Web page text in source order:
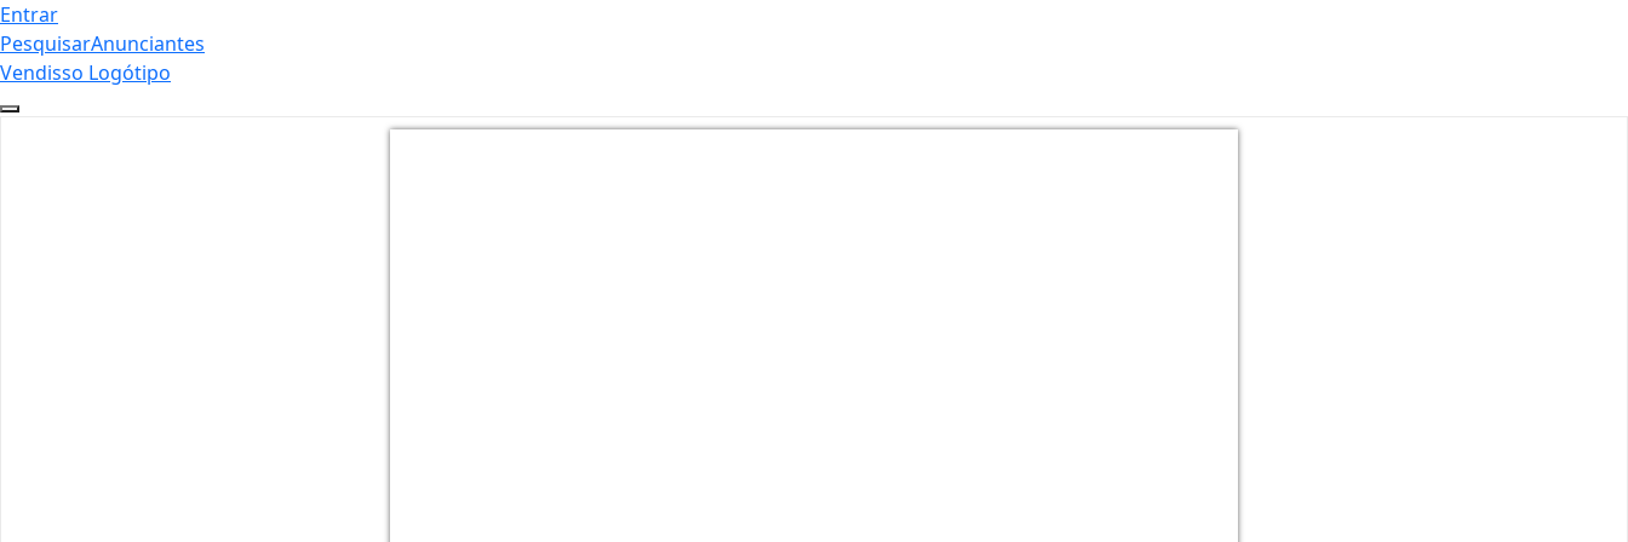
Entrar
PesquisarAnunciantes
Vendisso Logótipo